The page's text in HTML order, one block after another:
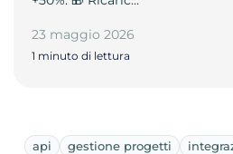
23 maggio 2026
1 minuto di lettura
api gestione progetti